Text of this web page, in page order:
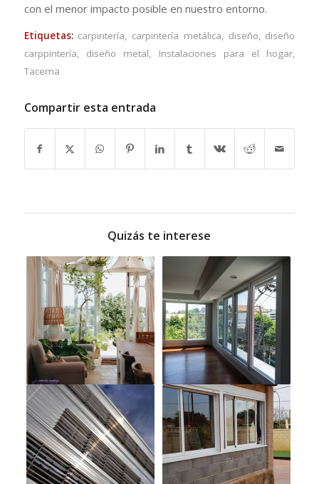
con el menor impacto posible en nuestro entorno.
Etiquetas: carpintería, carpintería metálica, diseño, diseño
carppintería, diseño metal, Instalaciones para el hogar,
Tacema
Compartir esta entrada
Quizás te interese